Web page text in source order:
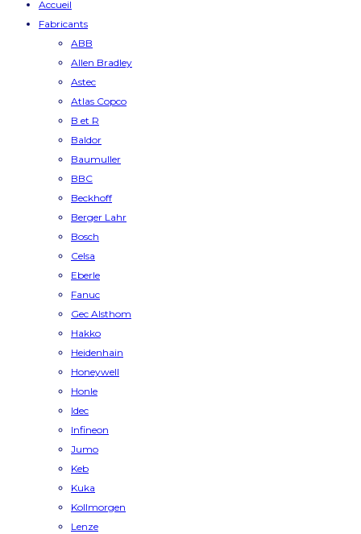
Accueil
Fabricants
ABB
Allen Bradley
Astec
Atlas Copco
B et R
Baldor
Baumuller
BBC
Beckhoff
Berger Lahr
Bosch
Celsa
Eberle
Fanuc
Gec Alsthom
Hakko
Heidenhain
Honeywell
Honle
Idec
Infineon
Jumo
Keb
Kuka
Kollmorgen
Lenze